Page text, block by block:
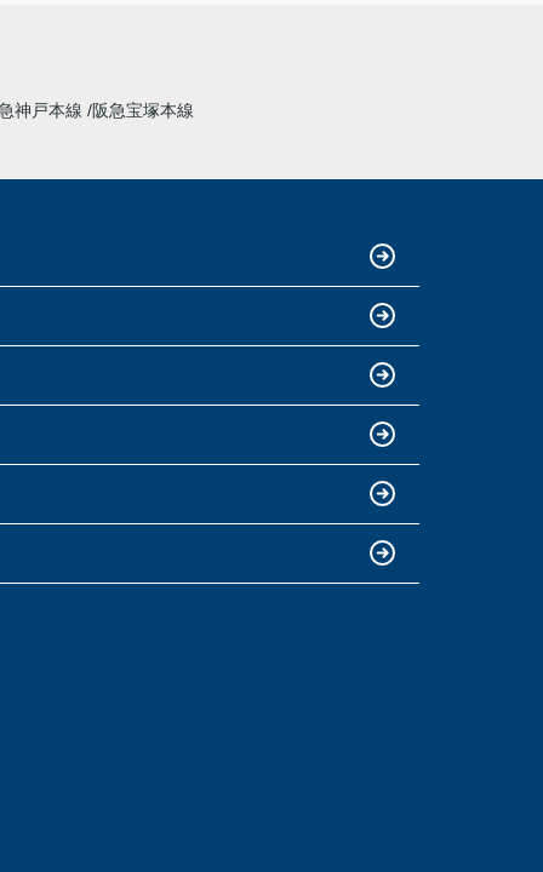
神戸本線
阪急宝塚本線